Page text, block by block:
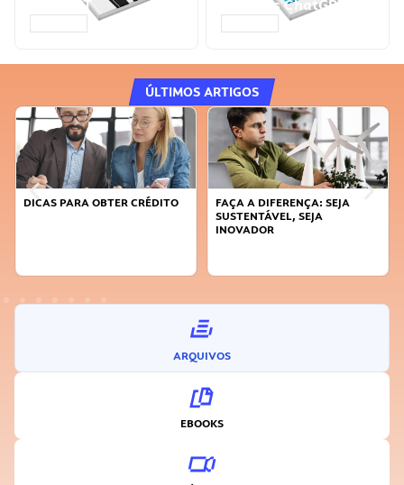
ChatGPT Prompts ChatGPT
ÚLTIMOS ARTIGOS
DICAS PARA OBTER CRÉDITO
FAÇA A DIFERENÇA: SEJA
SUSTENTÁVEL, SEJA
INOVADOR
ARQUIVOS
EBOOKS